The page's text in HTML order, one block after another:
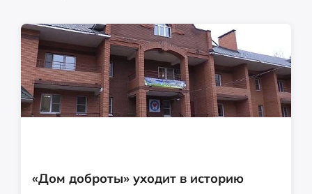
«Дом доброты» уходит в историю